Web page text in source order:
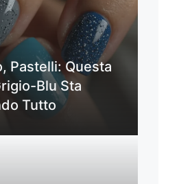
Pastelli: Questa
Blu Sta
Tutto